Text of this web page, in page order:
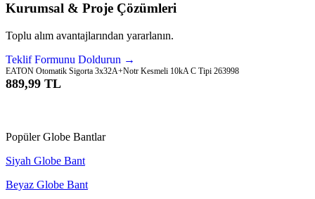
Kurumsal & Proje Çözümleri
Toplu alım avantajlarından yararlanın.
Teklif Formunu Doldurun →
EATON Otomatik Sigorta 3x32A+Notr Kesmeli 10kA C Tipi 263998
889,99 TL
Popüler Globe Bantlar
Siyah Globe Bant
Beyaz Globe Bant